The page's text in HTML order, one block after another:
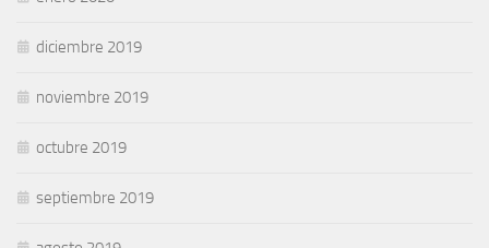
diciembre 2019
noviembre 2019
octubre 2019
septiembre 2019